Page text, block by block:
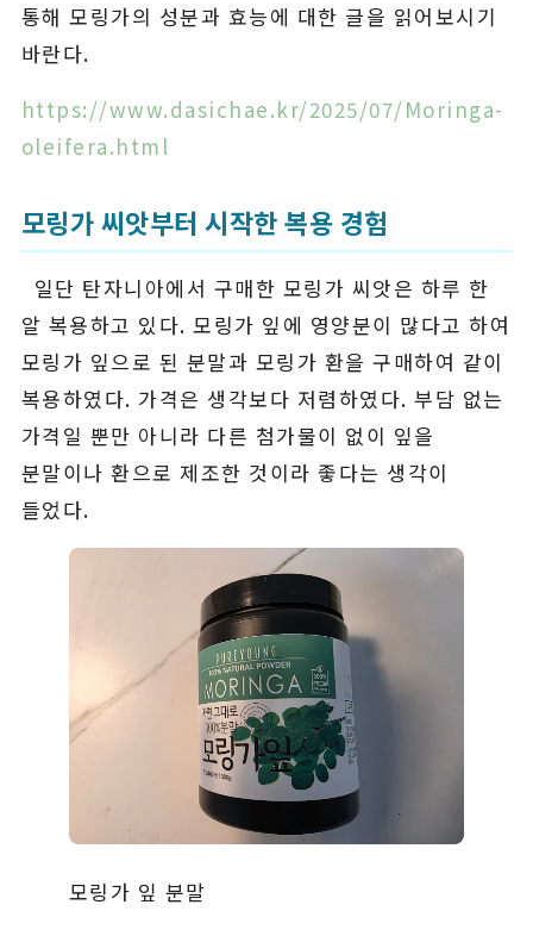
통해 모링가의 성분과 효능에 대한 글을 읽어보시기
바란다.
https://www.dasichae.kr/2025/07/Moringa-
oleifera.html
모링가 씨앗부터 시작한 복용 경험
일단 탄자니아에서 구매한 모링가 씨앗은 하루 한
알 복용하고 있다. 모링가 잎에 영양분이 많다고 하여
모링가 잎으로 된 분말과 모링가 환을 구매하여 같이
복용하였다. 가격은 생각보다 저렴하였다. 부담 없는
가격일 뿐만 아니라 다른 첨가물이 없이 잎을
분말이나 환으로 제조한 것이라 좋다는 생각이
들었다.
모링가 잎 분말